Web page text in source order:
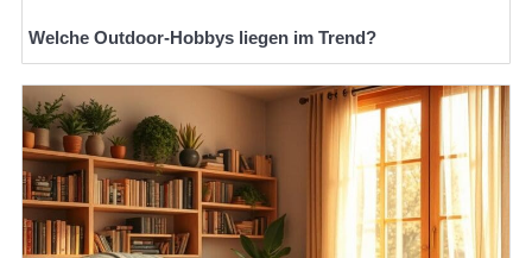
Welche Outdoor-Hobbys liegen im Trend?